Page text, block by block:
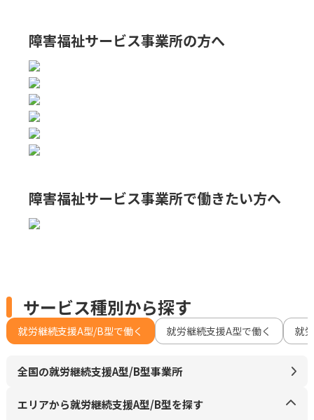
障害福祉サービス事業所の方へ
障害福祉サービス事業所で働きたい方へ
サービス種別から探す
就労継続支援A型/B型で働く 就労継続支援A型で働く 就
全国の就労継続支援A型/B型事業所
エリアから就労継続支援A型/B型を探す